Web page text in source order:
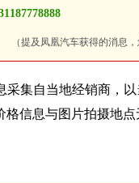
（提及凤凰汽车获得的消息
采集自当地经销商，
格信息与图片拍摄地点